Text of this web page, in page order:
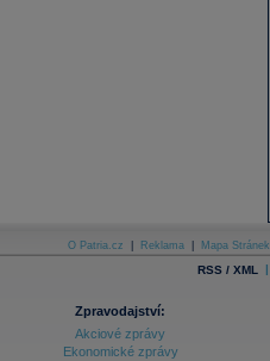
O Patria.cz Reklama Mapa Stránek
RSS / XML |
Zpravodajství:
Akciové zprávy
Ekonomické zprávy